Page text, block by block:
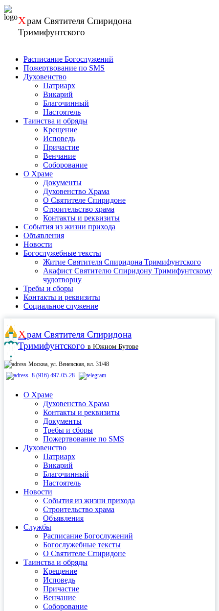
Перейти
к
содержанию
Храм Святителя Спиридона
Тримифунтского
Расписание Богослужений
Пожертвование по SMS
Духовенство
Патриарх
Викарий
Благочинный
Настоятель
Таинства и обряды
Крещение
Исповедь
Причастие
Венчание
Соборование
О Храме
Документы
Духовенство Храма
О Святителе Спиридоне
Строительство храма
Контакты и реквизиты
События из жизни прихода
Объявления
Новости
Богослужебные тексты
Житие Cвятителя Спиридона Тримифунтского
Акафист Cвятителю Спиридону Тримифунтскому
чудотворцу
Требы и сборы
Контакты и реквизиты
Социальное служение
Храм Святителя Спиридона
Тримифунтского в Южном Бутове
Москва, ул. Веневская, вл. 31/48
8 (916) 497-05-28
О Храме
Духовенство Храма
Контакты и реквизиты
Документы
Требы и сборы
Пожертвование по SMS
Духовенство
Патриарх
Викарий
Благочинный
Настоятель
Новости
События из жизни прихода
Строительство храма
Объявления
Службы
Расписание Богослужений
Богослужебные тексты
О Святителе Спиридоне
Таинства и обряды
Крещение
Исповедь
Причастие
Венчание
Соборование